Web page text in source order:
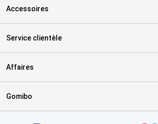
Accessoires
Service clientèle
Affaires
Gomibo